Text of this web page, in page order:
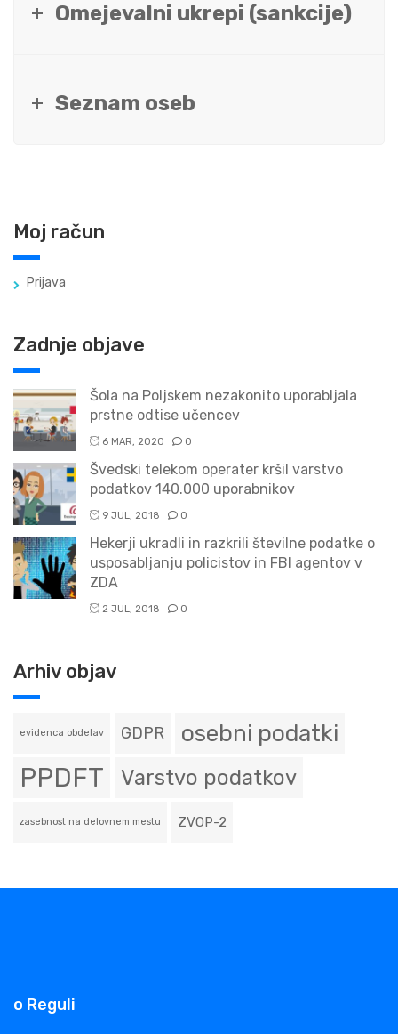
Omejevalni ukrepi (sankcije)
Seznam oseb
Moj račun
Prijava
Zadnje objave
Šola na Poljskem nezakonito uporabljala
prstne odtise učencev
6 MAR, 2020 0
Švedski telekom operater kršil varstvo
podatkov 140.000 uporabnikov
9 JUL, 2018 0
Hekerji ukradli in razkrili številne podatke o
usposabljanju policistov in FBI agentov v
ZDA
2 JUL, 2018 0
Arhiv objav
evidenca obdelav GDPR osebni podatki
PPDFT Varstvo podatkov
zasebnost na delovnem mestu ZVOP-2
o Reguli